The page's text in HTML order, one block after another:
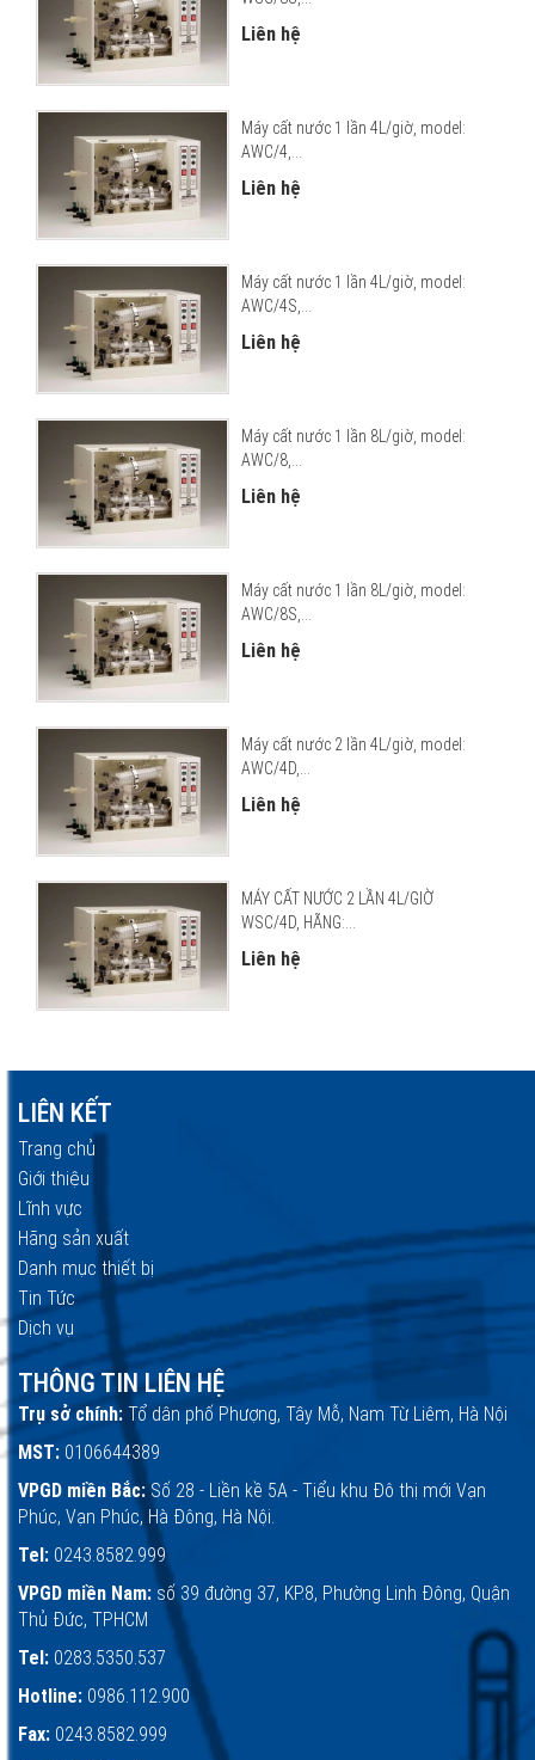
Liên hệ
Máy cất nước 1 lần 4L/giờ, model:
AWC/4,...
Liên hệ
Máy cất nước 1 lần 4L/giờ, model:
AWC/4S,...
Liên hệ
Máy cất nước 1 lần 8L/giờ, model:
AWC/8,...
Liên hệ
Máy cất nước 1 lần 8L/giờ, model:
AWC/8S,...
Liên hệ
Máy cất nước 2 lần 4L/giờ, model:
AWC/4D,...
Liên hệ
MÁY CẤT NƯỚC 2 LẦN 4L/GIỜ
WSC/4D, HÃNG:...
Liên hệ
LIÊN KẾT
Trang chủ
Giới thiệu
Lĩnh vực
Hãng sản xuất
Danh mục thiết bị
Tin Tức
Dịch vụ
THÔNG TIN LIÊN HỆ
Trụ sở chính: Tổ dân phố Phượng, Tây Mỗ, Nam Từ Liêm, Hà Nội
MST: 0106644389
VPGD miền Bắc:Số 28 - Liền kề 5A - Tiểu khu Đô thị mới Vạn
Phúc, Vạn Phúc, Hà Đông, Hà Nội.
Tel: 0243.8582.999
VPGD miền Nam: số 39 đường 37, KP.8, Phường Linh Đông, Quận
Thủ Đức, TPHCM
Tel: 0283.5350.537
Hotline: 0986.112.900
Fax: 0243.8582.999